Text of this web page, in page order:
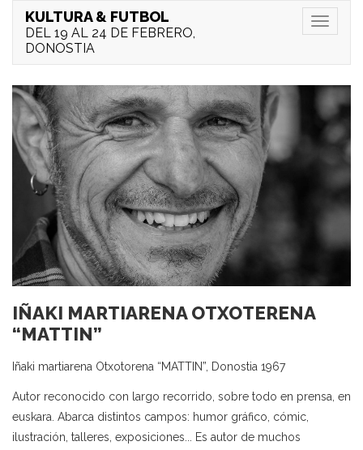
Menu
KULTURA & FUTBOL
DEL 19 AL 24 DE FEBRERO,
DONOSTIA
IÑAKI MARTIARENA OTXOTERENA
“MATTIN”
Iñaki martiarena Otxotorena “MATTIN”, Donostia 1967
Autor reconocido con largo recorrido, sobre todo en prensa, en
euskara. Abarca distintos campos: humor gráfico, cómic,
ilustración, talleres, exposiciones... Es autor de muchos